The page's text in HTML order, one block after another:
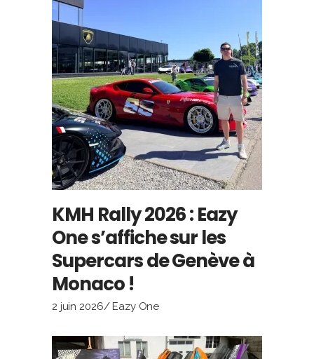
KMH Rally 2026 : Eazy
One s’affiche sur les
Supercars de Genève à
Monaco !
2 juin 2026 Eazy One